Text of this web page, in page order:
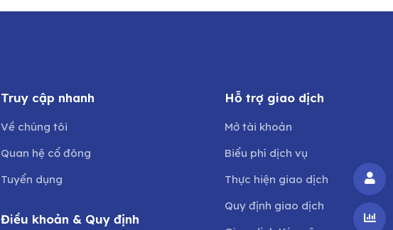
Truy cập nhanh
Về chúng tôi
Quan hệ cổ đông
Tuyển dụng
Điều khoản & Quy định
Hỗ trợ giao dịch
Mở tài khoản
Biểu phí dịch vụ
Thực hiện giao dịch
Quy định giao dịch